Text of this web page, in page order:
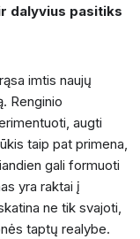
dalyvius pasitiks
imtis naujų
Renginio
augti
taip pat primena,
gali formuoti
yra raktai į
ne tik svajoti,
taptų realybe.